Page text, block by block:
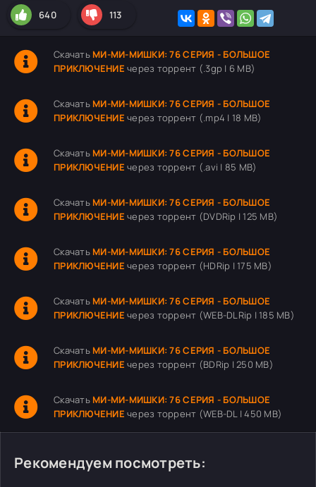
640 113
Скачать МИ-МИ-МИШКИ: 76 СЕРИЯ - БОЛЬШОЕ
ПРИКЛЮЧЕНИЕ через торрент (.3gp | 6 MB)
Скачать МИ-МИ-МИШКИ: 76 СЕРИЯ - БОЛЬШОЕ
ПРИКЛЮЧЕНИЕ через торрент (.mp4 | 18 MB)
Скачать МИ-МИ-МИШКИ: 76 СЕРИЯ - БОЛЬШОЕ
ПРИКЛЮЧЕНИЕ через торрент (.avi | 85 MB)
Скачать МИ-МИ-МИШКИ: 76 СЕРИЯ - БОЛЬШОЕ
ПРИКЛЮЧЕНИЕ через торрент (DVDRip | 125 MB)
Скачать МИ-МИ-МИШКИ: 76 СЕРИЯ - БОЛЬШОЕ
ПРИКЛЮЧЕНИЕ через торрент (HDRip | 175 MB)
Скачать МИ-МИ-МИШКИ: 76 СЕРИЯ - БОЛЬШОЕ
ПРИКЛЮЧЕНИЕ через торрент (WEB-DLRip | 185 MB)
Скачать МИ-МИ-МИШКИ: 76 СЕРИЯ - БОЛЬШОЕ
ПРИКЛЮЧЕНИЕ через торрент (BDRip | 250 MB)
Скачать МИ-МИ-МИШКИ: 76 СЕРИЯ - БОЛЬШОЕ
ПРИКЛЮЧЕНИЕ через торрент (WEB-DL | 450 MB)
Рекомендуем посмотреть: